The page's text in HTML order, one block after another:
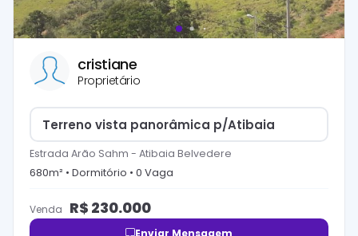
cristiane
Proprietário
Terreno vista panorâmica p/Atibaia
Estrada Arão Sahm - Atibaia Belvedere
680m² • Dormitório • 0 Vaga
Venda R$ 230.000